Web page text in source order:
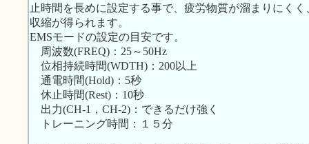
止時間を長めに設定する事で、疲労物質が溜まりにく
収縮が得られます。
EMSモードの設定の目安です。
周波数(FREQ)：25～50Hz
位相持続時間(WDTH)：200以上
通電時間(Hold)：5秒
休止時間(Rest)：10秒
出力(CH-1，CH-2)：できるだけ強く
トレーニング時間：１５分